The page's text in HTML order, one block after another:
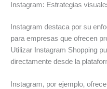
Instagram: Estrategias
Instagram destaca por su
para empresas que ofrecen
Utilizar Instagram Shopping
directamente desde la
Instagram, por ejemplo,